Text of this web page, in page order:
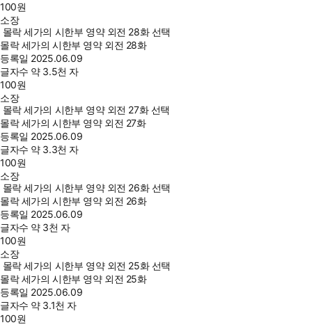
100원
소장
몰락 세가의 시한부 영약 외전 28화 선택
몰락 세가의 시한부 영약 외전 28화
등록일 2025.06.09
글자수 약 3.5천 자
100원
소장
몰락 세가의 시한부 영약 외전 27화 선택
몰락 세가의 시한부 영약 외전 27화
등록일 2025.06.09
글자수 약 3.3천 자
100원
소장
몰락 세가의 시한부 영약 외전 26화 선택
몰락 세가의 시한부 영약 외전 26화
등록일 2025.06.09
글자수 약 3천 자
100원
소장
몰락 세가의 시한부 영약 외전 25화 선택
몰락 세가의 시한부 영약 외전 25화
등록일 2025.06.09
글자수 약 3.1천 자
100원